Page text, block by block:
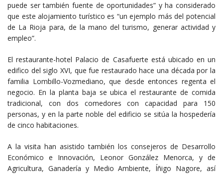
puede ser también fuente de oportunidades” y ha considerado
que este alojamiento turístico es “un ejemplo más del potencial
de La Rioja para, de la mano del turismo, generar actividad y
empleo”.
El restaurante-hotel Palacio de Casafuerte está ubicado en un
edifico del siglo XVI, que fue restaurado hace una década por la
familia Lombillo-Vozmediano, que desde entonces regenta el
negocio. En la planta baja se ubica el restaurante de comida
tradicional, con dos comedores con capacidad para 150
personas, y en la parte noble del edificio se sitúa la hospedería
de cinco habitaciones.
A la visita han asistido también los consejeros de Desarrollo
Económico e Innovación, Leonor González Menorca, y de
Agricultura, Ganadería y Medio Ambiente, Íñigo Nagore, así